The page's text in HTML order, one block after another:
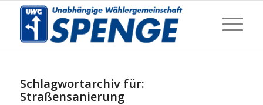
Schlagwortarchiv für:
Straßensanierung